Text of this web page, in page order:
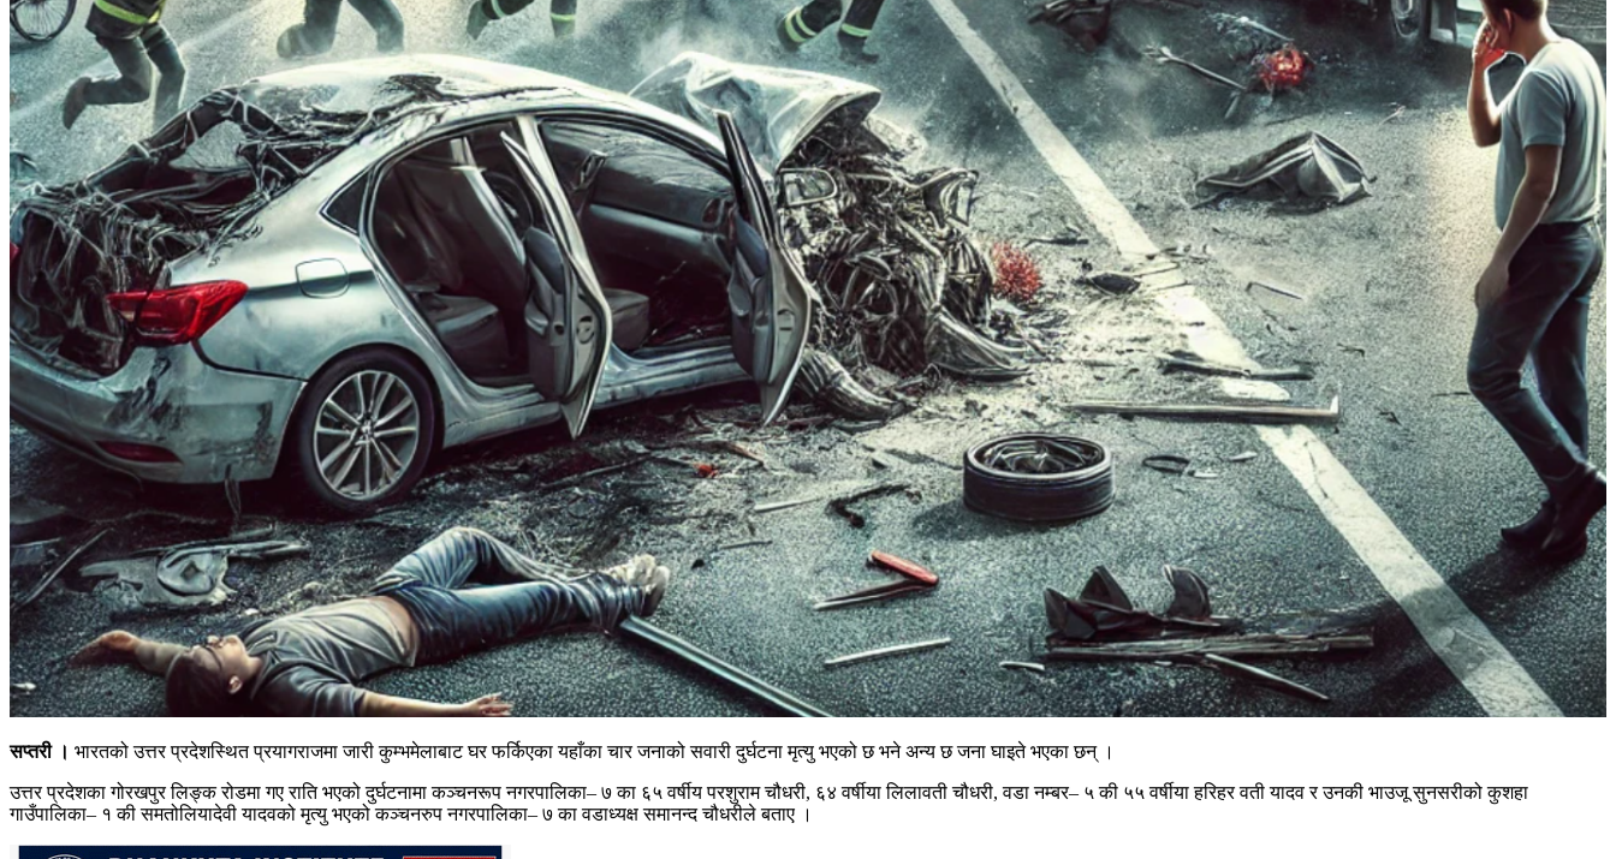
सप्तरी । भारतको उत्तर प्रदेशस्थित प्रयागराजमा जारी कुम्भमेलाबाट घर फर्किएका यहाँका चार जनाको सवारी दुर्घटना मृत्यु भएको छ भने अन्य छ जना घाइते भएका छन् ।
उत्तर प्रदेशका गोरखपुर लिङ्क रोडमा गए राति भएको दुर्घटनामा कञ्चनरूप नगरपालिका– ७ का ६५ वर्षीय परशुराम चौधरी, ६४ वर्षीया लिलावती चौधरी, वडा नम्बर– ५ की ५५ वर्षीया हरिहर वती यादव र उनकी भाउजू सुनसरीको कुशहा
गाउँपालिका– १ की समतोलियादेवी यादवको मृत्यु भएको कञ्चनरुप नगरपालिका– ७ का वडाध्यक्ष समानन्द चौधरीले बताए ।